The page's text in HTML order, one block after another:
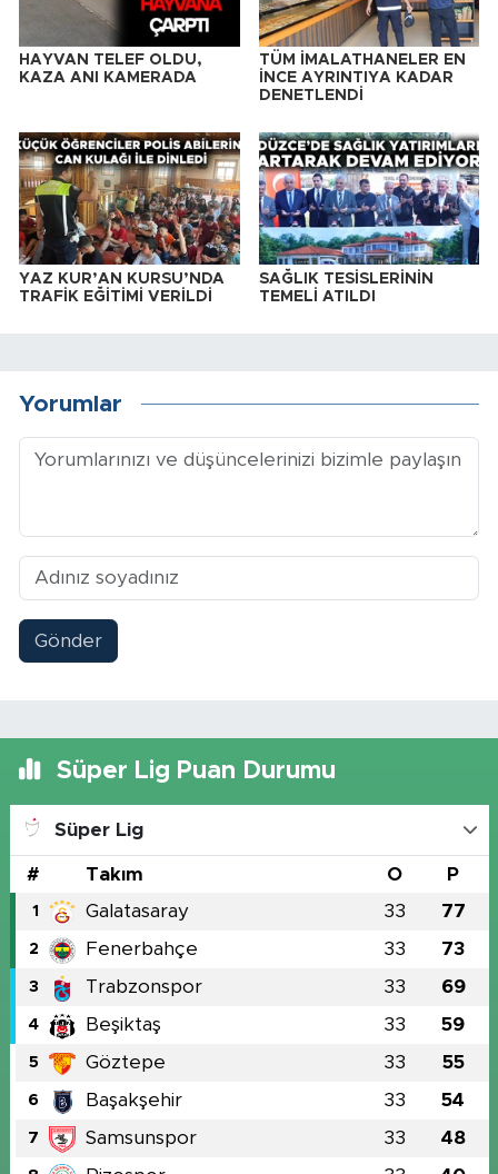
HAYVAN TELEF OLDU,
KAZA ANI KAMERADA
TÜM İMALATHANELER EN
İNCE AYRINTIYA KADAR
DENETLENDİ
YAZ KUR’AN KURSU’NDA
TRAFİK EĞİTİMİ VERİLDİ
SAĞLIK TESİSLERİNİN
TEMELİ ATILDI
Yorumlar
Gönder
Süper Lig Puan Durumu
Süper Lig
# Takım O P
1 Galatasaray 33 77
2 Fenerbahçe 33 73
3 Trabzonspor 33 69
4 Beşiktaş 33 59
5 Göztepe 33 55
6 Başakşehir 33 54
7 Samsunspor 33 48